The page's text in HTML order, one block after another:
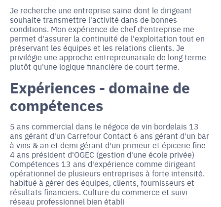
Je recherche une entreprise saine dont le dirigeant
souhaite transmettre l'activité dans de bonnes
conditions. Mon expérience de chef d'entreprise me
permet d'assurer la continuité de l'exploitation tout en
préservant les équipes et les relations clients. Je
privilégie une approche entrepreunariale de long terme
plutôt qu'une logique financière de court terme.
Expériences - domaine de
compétences
5 ans commercial dans le négoce de vin bordelais 13
ans gérant d'un Carrefour Contact 6 ans gérant d'un bar
à vins & an et demi gérant d'un primeur et épicerie fine
4 ans président d'OGEC (gestion d'une école privée)
Compétences 13 ans d'expérience comme dirigeant
opérationnel de plusieurs entreprises à forte intensité.
habitué à gérer des équipes, clients, fournisseurs et
résultats financiers. Culture du commerce et suivi
réseau professionnel bien établi